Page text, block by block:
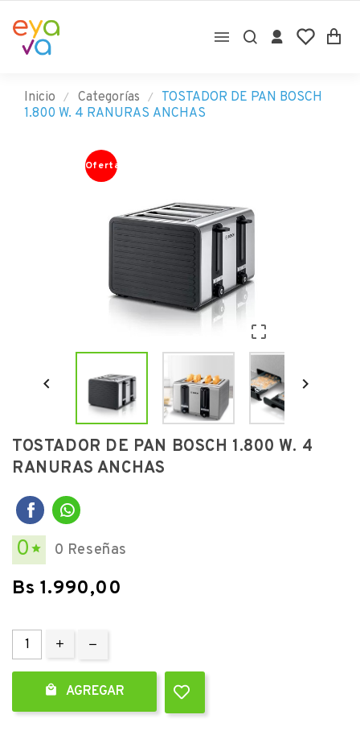

Inicio Categorías
TOSTADOR DE PAN BOSCH
1.800 W. 4 RANURAS ANCHAS
Oferta

 
TOSTADOR DE PAN BOSCH 1.800 W. 4
RANURAS ANCHAS
0  0 Reseñas
Bs 1.990,00
 AGREGAR